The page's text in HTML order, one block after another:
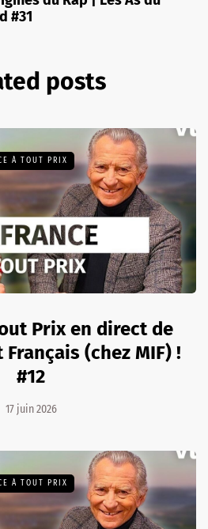
#31
posts
À TOUT PRIX
Prix en direct de
(chez MIF) !
#12
17 juin 2026
À TOUT PRIX